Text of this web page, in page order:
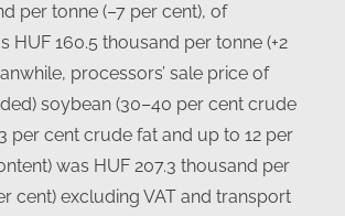
per tonne (–7 per cent), of
HUF 160.5 thousand per tonne (+2
processors’ sale price of
soybean (30–40 per cent crude
per cent crude fat and up to 12 per
was HUF 207.3 thousand per
cent) excluding VAT and transport